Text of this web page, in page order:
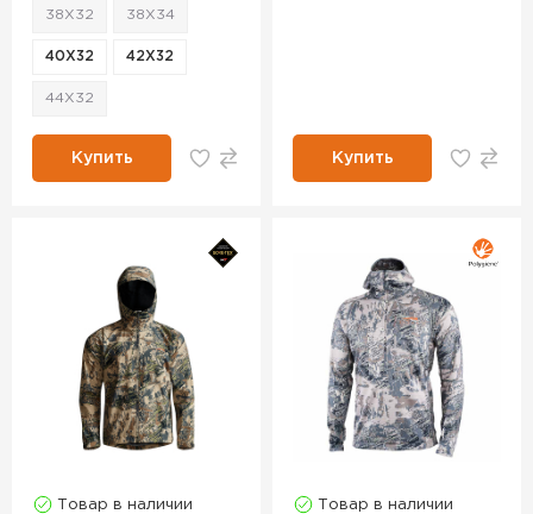
38X32 38X34
40X32 42X32
44X32
Купить Купить
Товар в наличии Товар в наличии